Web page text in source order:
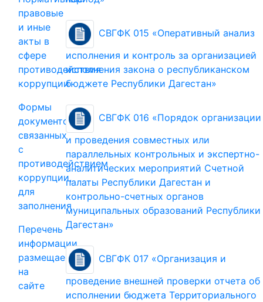
правовые
и иные
акты в
сфере
противодействия
коррупции
Формы
документов,
связанных
с
противодействием
коррупции,
для
заполнения
Перечень
информации
размещаемой
на
сайте
СВГФК 015 «Оперативный анализ
исполнения и контроль за организацией
исполнения закона о республиканском
бюджете Республики Дагестан»
СВГФК 016 «Порядок организации
и проведения совместных или
параллельных контрольных и экспертно-
аналитических мероприятий Счетной
палаты Республики Дагестан и
контрольно-счетных органов
муниципальных образований Республики
Дагестан»
СВГФК 017 «Организация и
проведение внешней проверки отчета об
исполнении бюджета Территориального